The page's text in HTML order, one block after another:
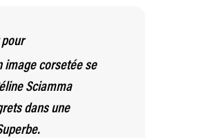
image corsetée se
Sciamma
dans une